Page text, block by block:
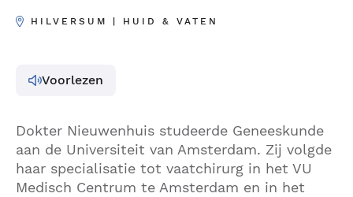
HILVERSUM | HUID & VATEN
Voorlezen
Dokter Nieuwenhuis studeerde Geneeskunde
aan de Universiteit van Amsterdam. Zij volgde
haar specialisatie tot vaatchirurg in het VU
Medisch Centrum te Amsterdam en in het